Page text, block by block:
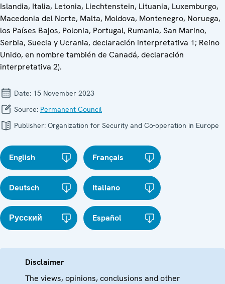
Islandia, Italia, Letonia, Liechtenstein, Lituania, Luxemburgo,
Macedonia del Norte, Malta, Moldova, Montenegro, Noruega,
los Países Bajos, Polonia, Portugal, Rumania, San Marino,
Serbia, Suecia y Ucrania, declaración interpretativa 1; Reino
Unido, en nombre también de Canadá, declaración
interpretativa 2).
Date: 15 November 2023
Source: Permanent Council
Publisher: Organization for Security and Co-operation in Europe
English Français
Deutsch Italiano
Русский Español
Disclaimer
The views, opinions, conclusions and other